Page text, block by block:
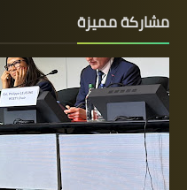
مشاركة مميزة